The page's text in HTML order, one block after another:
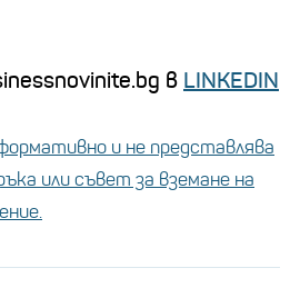
в LINKEDIN
и не представлява
или съвет за вземане на